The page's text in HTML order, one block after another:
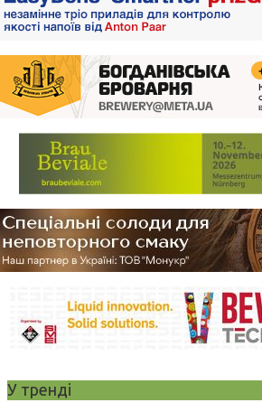
У тренді